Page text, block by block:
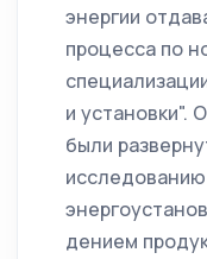
энергии
процесса по
и установки".
были
дением